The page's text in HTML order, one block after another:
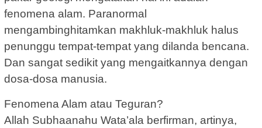
fenomena alam. Paranormal
mengambinghitamkan makhluk-makhluk halus
penunggu tempat-tempat yang dilanda bencana.
Dan sangat sedikit yang mengaitkannya dengan
dosa-dosa manusia.
Fenomena Alam atau Teguran?
Allah Subhaanahu Wata’ala berfirman, artinya,